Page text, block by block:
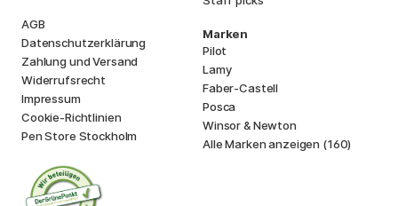
AGB
Datenschutzerklärung
Zahlung und Versand
Widerrufsrecht
Impressum
Cookie-Richtlinien
Pen Store Stockholm
Marken
Pilot
Lamy
Faber-Castell
Posca
Winsor & Newton
Alle Marken anzeigen (160)